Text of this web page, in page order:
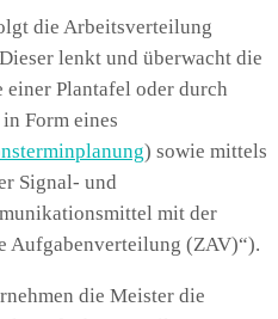
die Arbeitsverteilung
lenkt und überwacht die
Plantafel oder durch
Form eines
) sowie mittels
Signal- und
mit der
Aufgabenverteilung (ZAV)“).
die Meister die